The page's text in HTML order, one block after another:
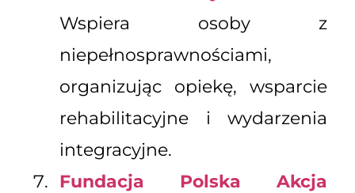
Wspiera osoby z
niepełnosprawnościami,
organizując opiekę, wsparcie
rehabilitacyjne i wydarzenia
integracyjne.
Fundacja Polska Akcja